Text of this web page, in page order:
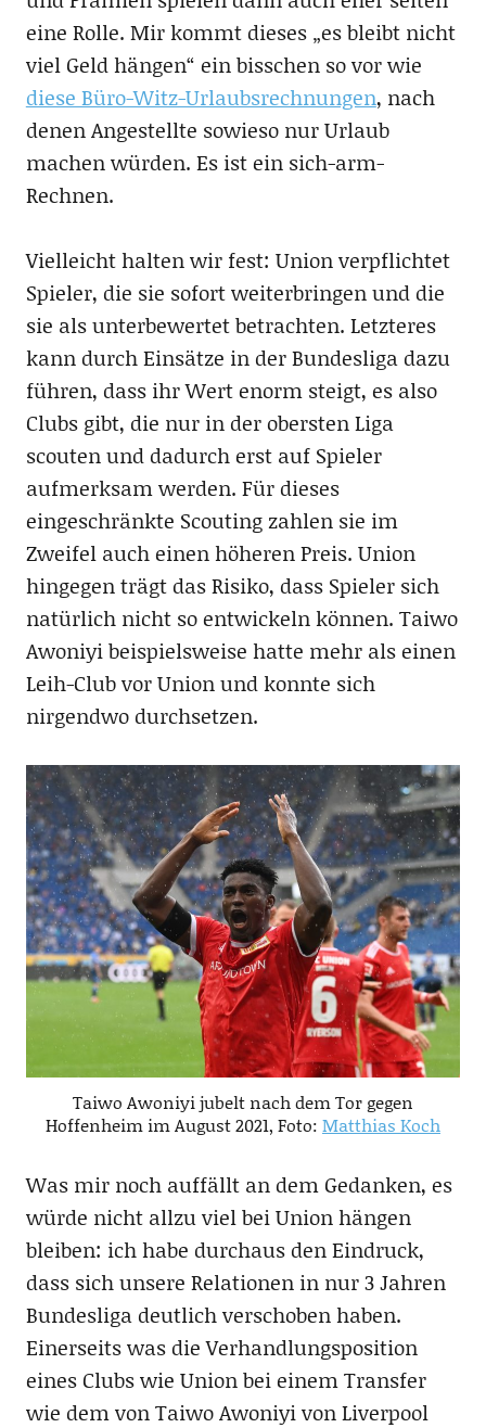
eine Rolle. Mir kommt dieses „es bleibt nicht
viel Geld hängen“ ein bisschen so vor wie
diese Büro-Witz-Urlaubsrechnungen, nach
denen Angestellte sowieso nur Urlaub
machen würden. Es ist ein sich-arm-
Rechnen.
Vielleicht halten wir fest: Union verpflichtet
Spieler, die sie sofort weiterbringen und die
sie als unterbewertet betrachten. Letzteres
kann durch Einsätze in der Bundesliga dazu
führen, dass ihr Wert enorm steigt, es also
Clubs gibt, die nur in der obersten Liga
scouten und dadurch erst auf Spieler
aufmerksam werden. Für dieses
eingeschränkte Scouting zahlen sie im
Zweifel auch einen höheren Preis. Union
hingegen trägt das Risiko, dass Spieler sich
natürlich nicht so entwickeln können. Taiwo
Awoniyi beispielsweise hatte mehr als einen
Leih-Club vor Union und konnte sich
nirgendwo durchsetzen.
Taiwo Awoniyi jubelt nach dem Tor gegen
Hoffenheim im August 2021, Foto: Matthias Koch
Was mir noch auffällt an dem Gedanken, es
würde nicht allzu viel bei Union hängen
bleiben: ich habe durchaus den Eindruck,
dass sich unsere Relationen in nur 3 Jahren
Bundesliga deutlich verschoben haben.
Einerseits was die Verhandlungsposition
eines Clubs wie Union bei einem Transfer
wie dem von Taiwo Awoniyi von Liverpool